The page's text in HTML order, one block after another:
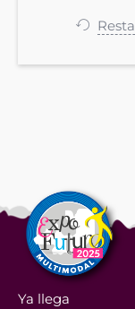
Ya llega